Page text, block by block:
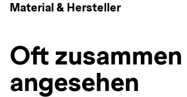
Material & Hersteller
Oft zusammen
angesehen